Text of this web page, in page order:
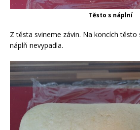
Těsto s náplní
Z těsta svineme závin. Na koncích
náplň nevypadla.